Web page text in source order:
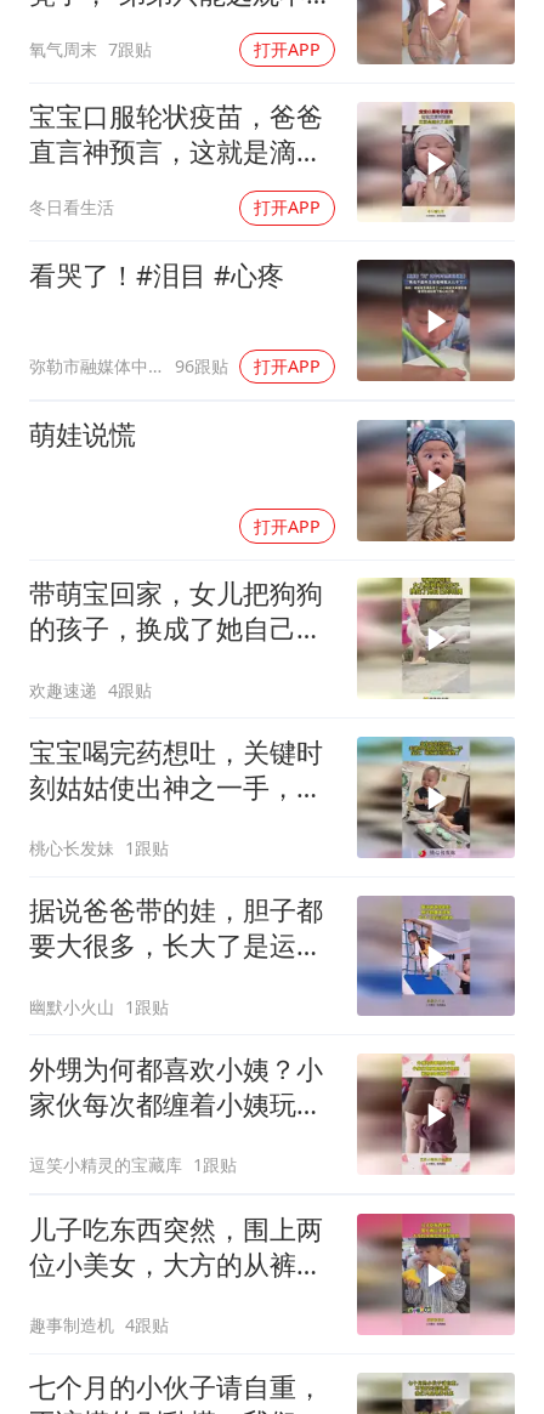
几元成本的AI广告导致千万市值蒸发
台当局重金为“台独”织“皇帝新衣”
乐享全民健身 共筑健康中国
近玩焉，看到姐姐走过来
立马让座”
氧气周末 7跟贴 打开APP
宝宝口服轮状疫苗，爸爸
直言神预言，这就是滴水
冬日看生活 打开APP
看哭了！#泪目 #心疼
弥勒市融媒体中心 96跟贴 打开APP
萌娃说慌
打开APP
带萌宝回家，女儿把狗狗
的孩子，换成了她自己的
欢趣速递 4跟贴
宝宝喝完药想吐，关键时
刻姑姑使出神之一手，宝
桃心长发妹 1跟贴
据说爸爸带的娃，胆子都
要大很多，长大了是运动
幽默小火山 1跟贴
外甥为何都喜欢小姨？小
家伙每次都缠着小姨玩，
逗笑小精灵的宝藏库 1跟贴
儿子吃东西突然，围上两
位小美女，大方的从裤兜
趣事制造机 4跟贴
七个月的小伙子请自重，